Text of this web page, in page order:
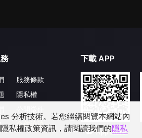
服務條款
隱私權
合作洽談
下載 APP
分析技術。若您繼續閱覽本網站內
私權政策資訊，請閱讀我們的隱私